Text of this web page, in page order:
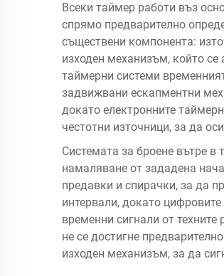
Всеки таймер работи въз
спрямо предварително
съществени компонента:
изходен механизъм, който се
таймерни системи
задвижвани ескапментни
докато електронните
честотни източници, за да
Системата за броене вътре в
намаляване от зададена
предавки и спирачки, за да
интервали, докато
временни сигнали от
не се достигне
изходен механизъм, за да